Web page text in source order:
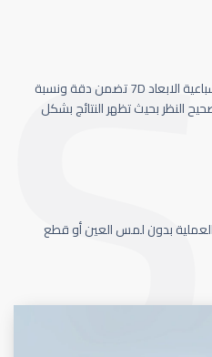
كاميرا تتبع حركة العين سباعية الابعاد 7D تضمن دقة ونسبة
النظر بحيث تظهر النتائج بشكل
العملية بدون لمس العين أو قطع